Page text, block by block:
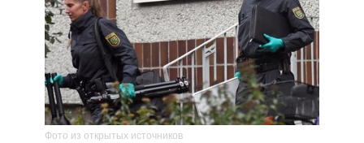
Фото из открытых источников